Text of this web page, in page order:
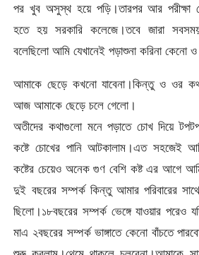
পর খুব অসুস্থ হয়ে পড়ি।তারপর আর পরীক্ষা
হতে হয় সরকারি কলেজে।তবে জারা
বলেছিলো আমি যেখানেই পড়াশুনা করিনা কেনো ও
আমাকে ছেড়ে কখনো যাবেনা।কিন্তু ও ওর
আজ আমাকে ছেড়ে চলে গেলো।
অতীদের কথাগুলো মনে পড়াতে চোখ দিয়ে
কষ্টে চোখের পানি আটকালাম।এত সহজেই
কষ্টের চেয়েও অনেক গুণ বেশি কষ্ট এর আগে
দুই বছরের সম্পর্ক কিন্তু আমার পরিবারের
ছিলো।১৮বছরের সম্পর্ক ভেঙ্গে যাওয়ার পরেও
মাএ ২বছরের সম্পর্ক ভাঙ্গাতে কেনো বাঁচতে